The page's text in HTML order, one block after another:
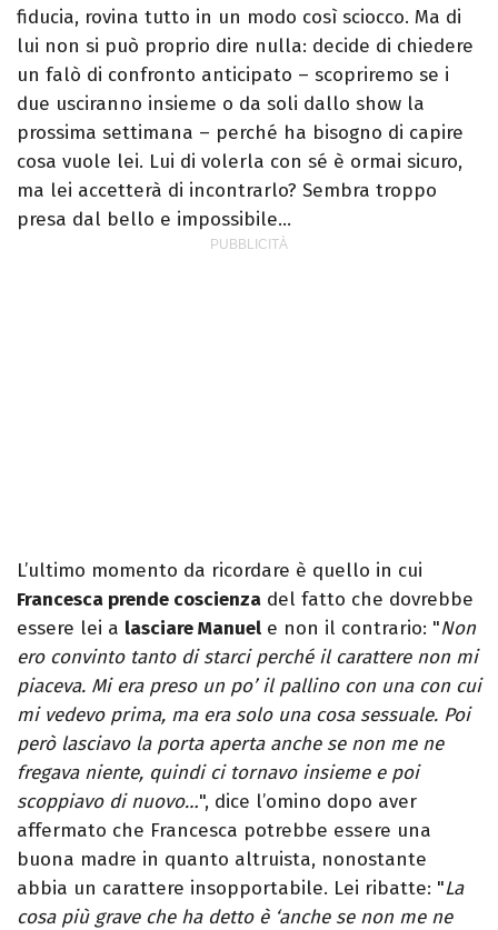
fiducia, rovina tutto in un modo così sciocco. Ma di
lui non si può proprio dire nulla: decide di chiedere
un falò di confronto anticipato – scopriremo se i
due usciranno insieme o da soli dallo show la
prossima settimana – perché ha bisogno di capire
cosa vuole lei. Lui di volerla con sé è ormai sicuro,
ma lei accetterà di incontrarlo? Sembra troppo
presa dal bello e impossibile…
L’ultimo momento da ricordare è quello in cui
Francesca prende coscienza del fatto che dovrebbe
essere lei a lasciare Manuel e non il contrario: "Non
ero convinto tanto di starci perché il carattere non mi
piaceva. Mi era preso un po’ il pallino con una con cui
mi vedevo prima, ma era solo una cosa sessuale. Poi
però lasciavo la porta aperta anche se non me ne
fregava niente, quindi ci tornavo insieme e poi
scoppiavo di nuovo…", dice l’omino dopo aver
affermato che Francesca potrebbe essere una
buona madre in quanto altruista, nonostante
abbia un carattere insopportabile. Lei ribatte: "La
cosa più grave che ha detto è ‘anche se non me ne